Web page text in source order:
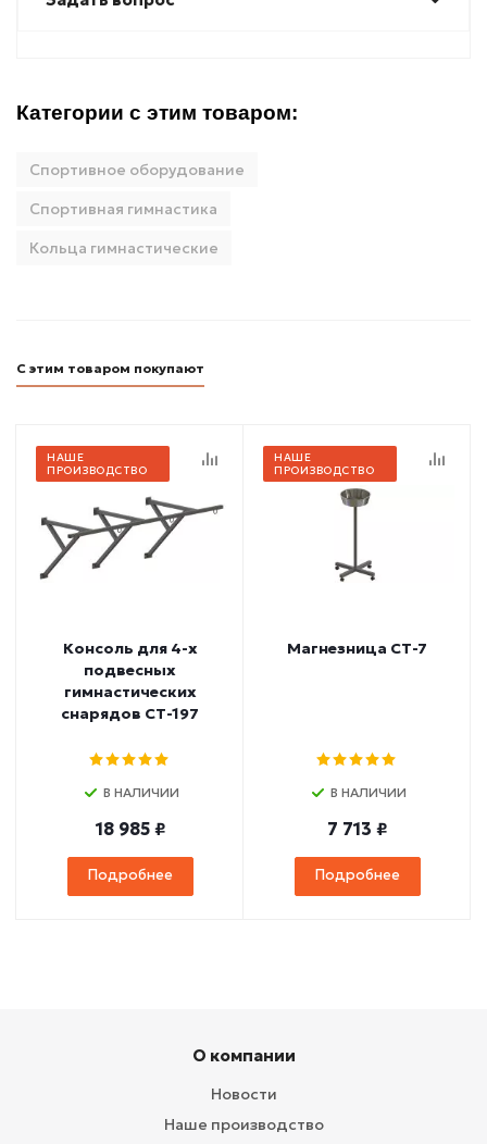
Категории с этим товаром:
Спортивное оборудование
Спортивная гимнастика
Кольца гимнастические
С этим товаром покупают
НАШЕ
ПРОИЗВОДСТВО
Консоль для 4-х
подвесных
гимнастических
снарядов СТ-197
В НАЛИЧИИ
18 985 ₽
Подробнее
НАШЕ
ПРОИЗВОДСТВО
Магнезница СТ-7
В НАЛИЧИИ
7 713 ₽
Подробнее
О компании
Новости
Наше производство